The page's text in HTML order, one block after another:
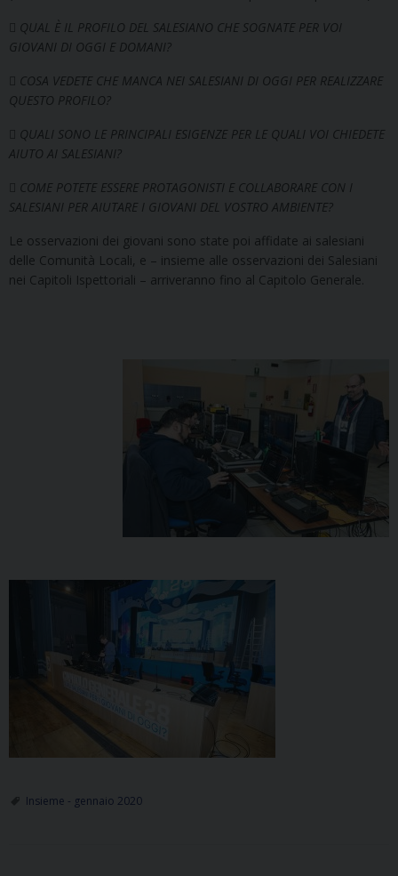
QUAL È IL PROFILO DEL SALESIANO CHE SOGNATE PER VOI
GIOVANI DI OGGI E DOMANI?
COSA VEDETE CHE MANCA NEI SALESIANI DI OGGI PER REALIZZARE
QUESTO PROFILO?
QUALI SONO LE PRINCIPALI ESIGENZE PER LE QUALI VOI CHIEDETE
AIUTO AI SALESIANI?
COME POTETE ESSERE PROTAGONISTI E COLLABORARE CON I
SALESIANI PER AIUTARE I GIOVANI DEL VOSTRO AMBIENTE?
Le osservazioni dei giovani sono state poi affidate ai salesiani
delle Comunità Locali, e – insieme alle osservazioni dei Salesiani
nei Capitoli Ispettoriali – arriveranno fino al Capitolo Generale.
Insieme - gennaio 2020